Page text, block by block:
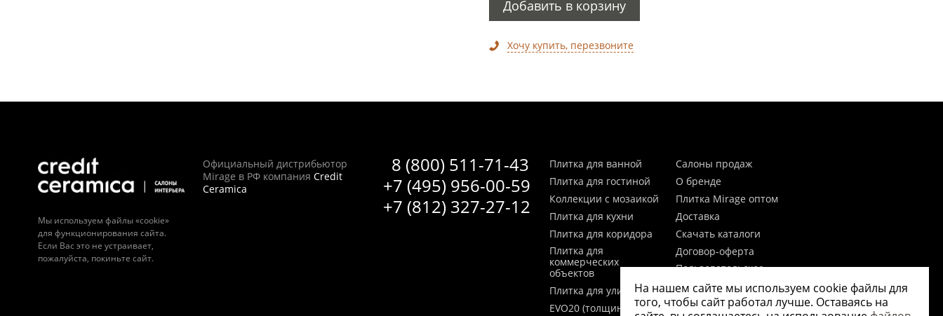
Добавить в корзину
Хочу купить, перезвоните
Мы используем файлы «cookie»
для функционирования сайта.
Если Вас это не устраивает,
пожалуйста, покиньте сайт.
8 (800) 511-71-43
+7 (495) 956-00-59
+7 (812) 327-27-12
Официальный дистрибьютор
Mirage в РФ компания Credit
Ceramica
Плитка для ванной
Плитка для гостиной
Коллекции с мозаикой
Плитка для кухни
Плитка для коридора
Плитка для
коммерческих
объектов
Плитка для улицы
EVO20 (толщина 20мм)
Салоны продаж
О бренде
Плитка Mirage оптом
Доставка
Скачать каталоги
Договор-оферта
Пользовательское
Согласие на обработку
персональных данных
На нашем сайте мы используем cookie файлы для
того, чтобы сайт работал лучше. Оставаясь на